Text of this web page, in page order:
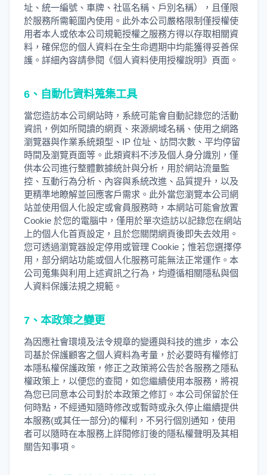
址、統一編號、車牌、社區名稱、戶別名稱），且僅限
於服務所需範圍內使用。此外本公司嚴格限制僅授權使
用者本人或依本公司規範授權之服務方得以存取相關資
料，確保您的個人資料在全生命週期中均能獲得妥善保
護。詳細內容請參閱《個人資料使用授權說明》頁面。
6、自動化資料蒐集工具
當您造訪本公司網站時，系統可能會自動記錄您的活動
資訊，例如所閱讀的網頁、來源網域名稱、使用之網路
瀏覽器與作業系統類型、IP 位址、訪問次數、平均停留
時間及瀏覽頁面等。此類資料不涉及個人身分識別，僅
供本公司進行整體數據統計與分析，用於網站流量監
控、互動行為分析、內容與系統改進、品質提升，以及
更精準地瞭解並回應客戶需求。此外當您瀏覽本公司網
站並使用個人化設定或會員服務時，本網站可能會放置
Cookie 於您的電腦中，僅用於單次造訪以記錄您在網站
上的個人化首頁設定，且於您關閉網頁後即失去效用。
您可透過瀏覽器設定停用或管理 Cookie；惟若您選擇停
用，部分網站功能或個人化服務可能無法正常運作。本
公司蒐集與利用上述資訊之行為，均遵循相關隱私與個
人資料保護法規之規範。
7、本政策之變更
為因應社會環境及法令規章的變遷與科技的進步，本公
司基於保護顧客之個人資料為考量，於必要時有權修訂
本隱私權保護政策，修正之政策將公告於各服務之隱私
權政策上，以便您的查閱，如您繼續使用本服務，將視
為您已同意本公司對於本政策之修訂。本公司保留於任
何時點，不經通知隨時修改或暫時或永久停止繼續提供
本服務(或其任一部分)的權利，不另行個別通知，使用
者可以隨時在本服務上詳閱修訂後的隱私權聲明及其相
關告知事項。